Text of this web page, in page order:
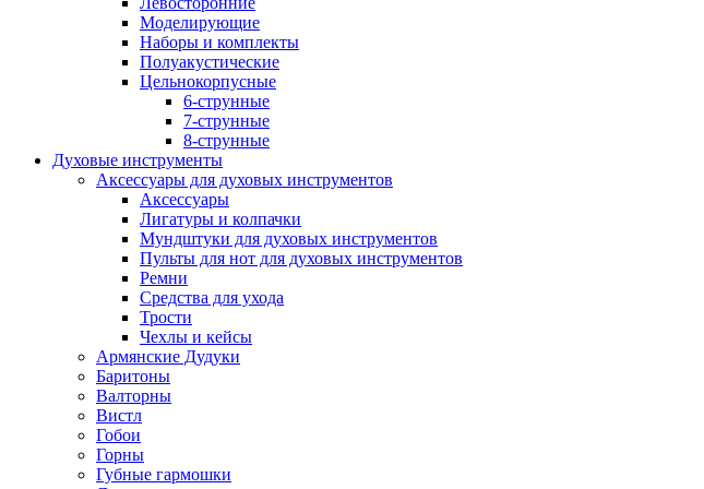
Моделирующие
Наборы и комплекты
Полуакустические
Цельнокорпусные
6-струнные
7-струнные
8-струнные
Духовые инструменты
Аксессуары для духовых инструментов
Аксессуары
Лигатуры и колпачки
Мундштуки для духовых инструментов
Пульты для нот для духовых инструментов
Ремни
Средства для ухода
Трости
Чехлы и кейсы
Армянские Дудуки
Баритоны
Валторны
Вистл
Гобои
Горны
Губные гармошки